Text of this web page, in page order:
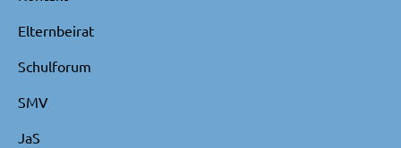
Elternbeirat
Schulforum
SMV
JaS